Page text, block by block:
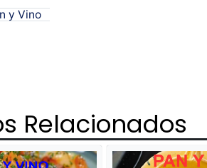
y Vino
Relacionados